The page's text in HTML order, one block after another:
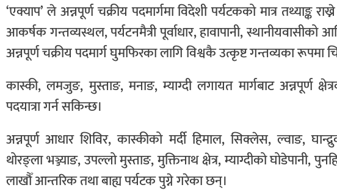
‘एक्याप’ ले अन्नपूर्ण चक्रीय पदमार्गमा विदेशी पर्यटकको मात्र तथ्याङ्क
आकर्षक गन्तव्यस्थल, पर्यटनमैत्री पूर्वाधार, हावापानी, स्थानीयवासीको
अन्नपूर्ण चक्रीय पदमार्ग घुमफिरका लागि विश्वकै उत्कृष्ट गन्तव्यका रूपमा
कास्की, लमजुङ, मुस्ताङ, मनाङ, म्याग्दी लगायत मार्गबाट अन्नपूर्ण
पदयात्रा गर्न सकिन्छ।
अन्नपूर्ण आधार शिविर, कास्कीको मर्दी हिमाल, सिक्लेस, ल्वाङ,
थोरङ्ला भञ्ज्याङ, उपल्लो मुस्ताङ, मुक्तिनाथ क्षेत्र, म्याग्दीको घोडेपानी,
लाखौँ आन्तरिक तथा बाह्य पर्यटक पुग्ने गरेका छन्।